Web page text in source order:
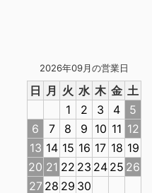
2026年09月の営業日
日 月 火 水 木 金 土
1
2 3 4
5
6
7 8 9 10 11 12
13 14 15 16 17 18 19
20 21 22 23 24 25 26
27 28 29 30